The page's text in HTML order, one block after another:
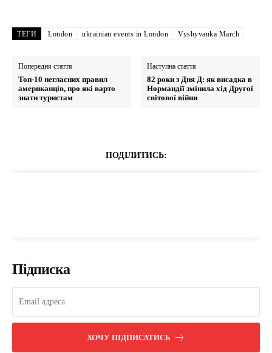
ТЕГИ London ukrainian events in London Vyshyvanka March
Попередня стаття
Топ-10 негласних правил
американців, про які варто
знати туристам
Наступна стаття
82 роки з Дня Д: як висадка в
Нормандії змінила хід Другої
світової війни
ПОДІЛИТИСЬ:
Підписка
ХОЧУ ПІДПИСАТИСЬ